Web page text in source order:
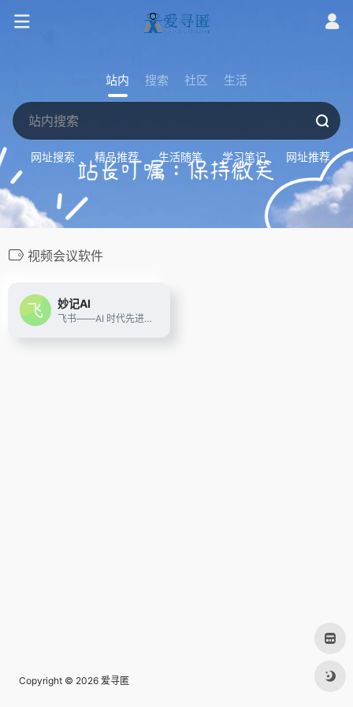
站内 搜索 社区 生活
网址搜索 精品推荐 生活随笔 学习笔记 网址推荐
视频会议软件
妙记AI
飞书——AI 时代先进生产力平台，不仅一站式整合即时沟通、智能日历、音视频会议、飞书文档、云盘等办公协作套件，更提供飞书OKR、飞书招聘、飞书绩效等组织管理产品，让目标更清晰，信息流动更顺畅，每一个人工作更高效更愉悦。先进团队，先用飞书。
Copyright © 2026 爱寻匿